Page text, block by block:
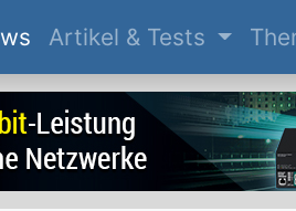
(current)
Artikel & Tests